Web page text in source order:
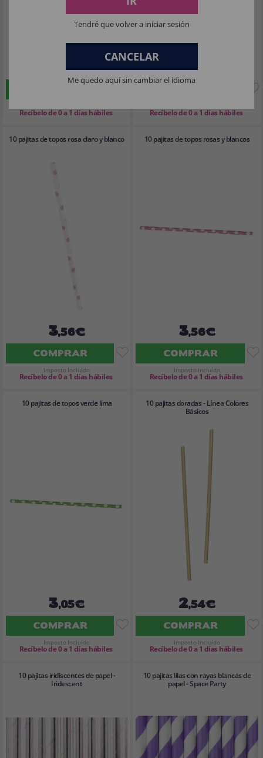
,56€
Recíbelo de 0 a 1 días hábiles
3,05€
Recíbelo de 0 a 1 días hábiles
10 pajitas de topos rosa claro y blanco
3,56€
COMPRAR
Imposto Incluído
Recíbelo de 0 a 1 días hábiles
10 pajitas de topos rosas y blancos
3,56€
COMPRAR
Imposto Incluído
Recíbelo de 0 a 1 días hábiles
10 pajitas de topos verde lima
3,05€
COMPRAR
Imposto Incluído
Recíbelo de 0 a 1 días hábiles
10 pajitas doradas - Línea Colores
Básicos
2,54€
COMPRAR
Imposto Incluído
Recíbelo de 0 a 1 días hábiles
10 pajitas iridiscentes de papel -
Iridescent
10 pajitas lilas con rayas blancas de
papel - Space Party
Tendré que volver a iniciar sesión
CANCELAR
Me quedo aquí sin cambiar el idioma